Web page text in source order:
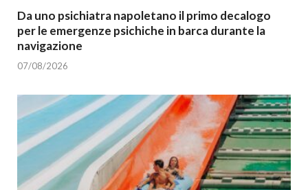
Da uno psichiatra napoletano il primo decalogo
per le emergenze psichiche in barca durante la
navigazione
07/08/2026